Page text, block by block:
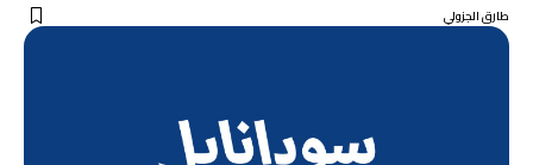
طارق الجزولي